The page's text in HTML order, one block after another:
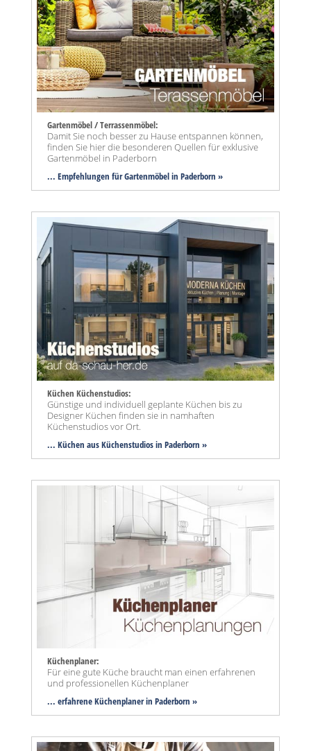
Gartenmöbel / Terrassenmöbel:
Damit Sie noch besser zu Hause entspannen können,
finden Sie hier die besonderen Quellen für exklusive
Gartenmöbel in Paderborn
... Empfehlungen für Gartenmöbel in Paderborn »
Küchen Küchenstudios:
Günstige und individuell geplante Küchen bis zu
Designer Küchen finden sie in namhaften
Küchenstudios vor Ort.
... Küchen aus Küchenstudios in Paderborn »
Küchenplaner:
Für eine gute Küche braucht man einen erfahrenen
und professionellen Küchenplaner
... erfahrene Küchenplaner in Paderborn »